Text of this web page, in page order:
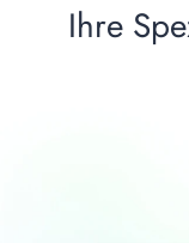
Ihre